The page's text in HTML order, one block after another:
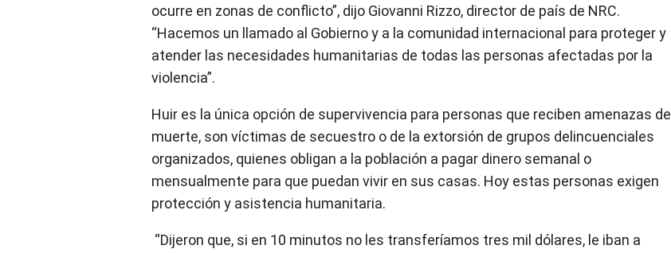
ocurre en zonas de conflicto”, dijo Giovanni Rizzo, director de país de NRC.
“Hacemos un llamado al Gobierno y a la comunidad internacional para proteger y
atender las necesidades humanitarias de todas las personas afectadas por la
violencia”.
Huir es la única opción de supervivencia para personas que reciben amenazas de
muerte, son víctimas de secuestro o de la extorsión de grupos delincuenciales
organizados, quienes obligan a la población a pagar dinero semanal o
mensualmente para que puedan vivir en sus casas. Hoy estas personas exigen
protección y asistencia humanitaria.
“Dijeron que, si en 10 minutos no les transferíamos tres mil dólares, le iban a